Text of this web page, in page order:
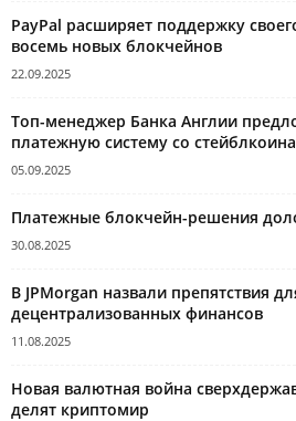
PayPal расширяет поддержку
восемь новых блокчейнов
22.09.2025
Топ-менеджер Банка Англии
платежную систему со
05.09.2025
Платежные блокчейн-решения
30.08.2025
В JPMorgan назвали препятствия
децентрализованных финансов
11.08.2025
Новая валютная война
делят криптомир